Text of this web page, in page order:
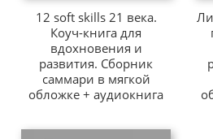
12 soft skills 21 века.
Коуч-книга для
вдохновения и
развития. Сборник
саммари в мягкой
обложке + аудиокнига